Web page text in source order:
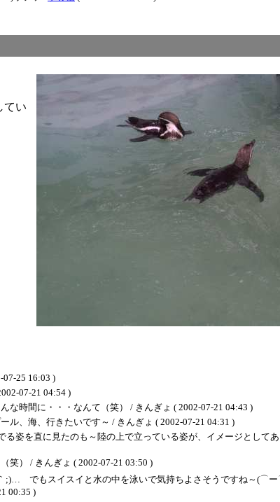
てい
07-25 16:03 )
07-21 04:54 )
時間に・・・なんて（笑） / きんぎょ ( 2002-07-21 04:43 )
、海、行きたいです～ / きんぎょ ( 2002-07-21 04:31 )
姿を直に見たのも～陸の上で立っている姿が、イメージとして
） / きんぎょ ( 2002-07-21 03:50 )
;)… でもスイスイと水の中を泳いで気持ちよさそうですね～(⌒
00:35 )